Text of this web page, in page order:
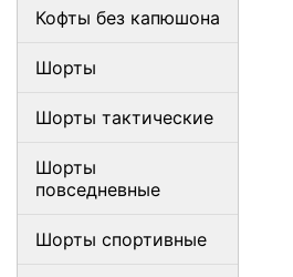
Кофты без капюшона
Шорты
Шорты тактические
Шорты
повседневные
Шорты спортивные